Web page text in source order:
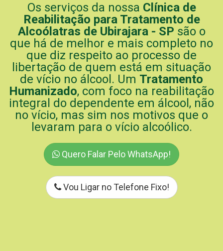
Os serviços da nossa Clínica de
Reabilitação para Tratamento de
Alcoólatras de Ubirajara - SP são o
que há de melhor e mais completo no
que diz respeito ao processo de
libertação de quem está em situação
de vício no álcool. Um Tratamento
Humanizado, com foco na reabilitação
integral do dependente em álcool, não
no vício, mas sim nos motivos que o
levaram para o vício alcoólico.
Quero Falar Pelo WhatsApp!
Vou Ligar no Telefone Fixo!